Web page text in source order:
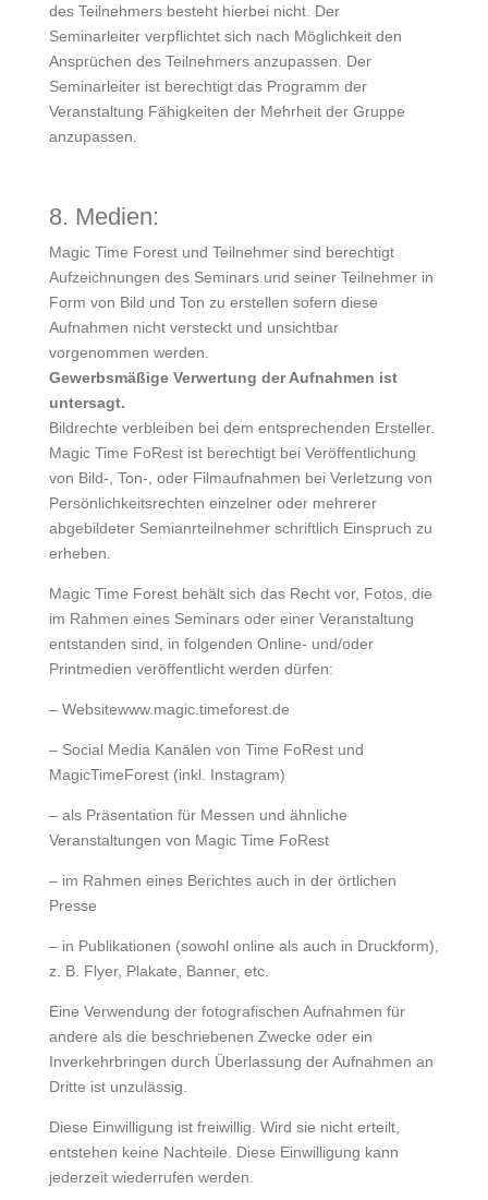
des Teilnehmers besteht hierbei nicht. Der
Seminarleiter verpflichtet sich nach Möglichkeit den
Ansprüchen des Teilnehmers anzupassen. Der
Seminarleiter ist berechtigt das Programm der
Veranstaltung Fähigkeiten der Mehrheit der Gruppe
anzupassen.
8. Medien:
Magic Time Forest und Teilnehmer sind berechtigt
Aufzeichnungen des Seminars und seiner Teilnehmer in
Form von Bild und Ton zu erstellen sofern diese
Aufnahmen nicht versteckt und unsichtbar
vorgenommen werden.
Gewerbsmäßige Verwertung der Aufnahmen ist
untersagt.
Bildrechte verbleiben bei dem entsprechenden Ersteller.
Magic Time FoRest ist berechtigt bei Veröffentlichung
von Bild-, Ton-, oder Filmaufnahmen bei Verletzung von
Persönlichkeitsrechten einzelner oder mehrerer
abgebildeter Semianrteilnehmer schriftlich Einspruch zu
erheben.
Magic Time Forest behält sich das Recht vor, Fotos, die
im Rahmen eines Seminars oder einer Veranstaltung
entstanden sind, in folgenden Online- und/oder
Printmedien veröffentlicht werden dürfen:
– Websitewww.magic.timeforest.de
– Social Media Kanälen von Time FoRest und
MagicTimeForest (inkl. Instagram)
– als Präsentation für Messen und ähnliche
Veranstaltungen von Magic Time FoRest
– im Rahmen eines Berichtes auch in der örtlichen
Presse
– in Publikationen (sowohl online als auch in Druckform),
z. B. Flyer, Plakate, Banner, etc.
Eine Verwendung der fotografischen Aufnahmen für
andere als die beschriebenen Zwecke oder ein
Inverkehrbringen durch Überlassung der Aufnahmen an
Dritte ist unzulässig.
Diese Einwilligung ist freiwillig. Wird sie nicht erteilt,
entstehen keine Nachteile. Diese Einwilligung kann
jederzeit wiederrufen werden.